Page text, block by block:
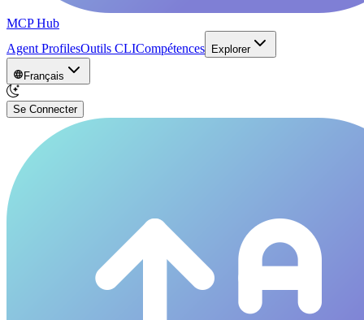
MCP Hub
Agent ProfilesOutils CLICompétences Explorer
Français
Se Connecter